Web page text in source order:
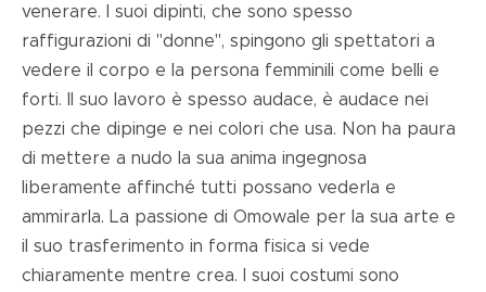
venerare. I suoi dipinti, che sono spesso
raffigurazioni di "donne", spingono gli spettatori a
vedere il corpo e la persona femminili come belli e
forti. Il suo lavoro è spesso audace, è audace nei
pezzi che dipinge e nei colori che usa. Non ha paura
di mettere a nudo la sua anima ingegnosa
liberamente affinché tutti possano vederla e
ammirarla. La passione di Omowale per la sua arte e
il suo trasferimento in forma fisica si vede
chiaramente mentre crea. I suoi costumi sono